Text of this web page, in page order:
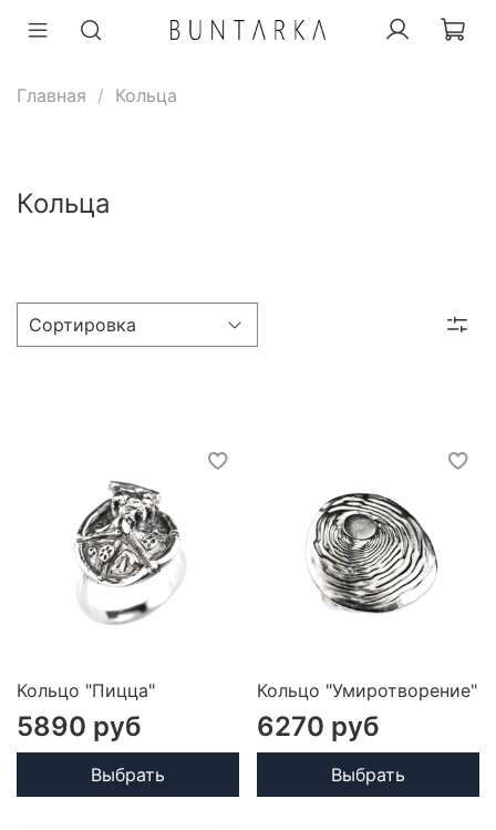
Главная Кольца
Кольца
Кольцо "Пицца"
5890 руб
Выбрать
Кольцо "Умиротворение"
6270 руб
Выбрать